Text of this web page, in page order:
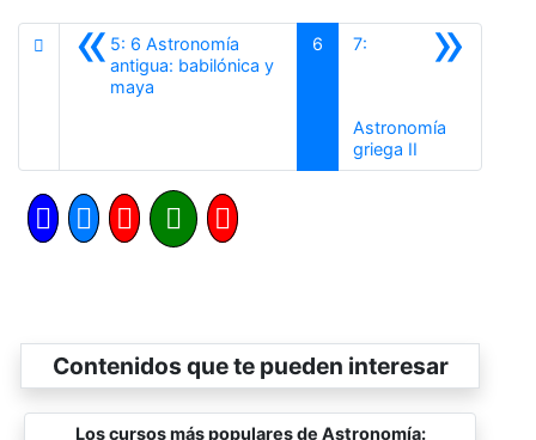
«5: 6 Astronomía
antigua: babilónica y
maya
6 »
7:
Astronomía
griega II
Contenidos que te pueden interesar
Los cursos más populares de Astronomía: